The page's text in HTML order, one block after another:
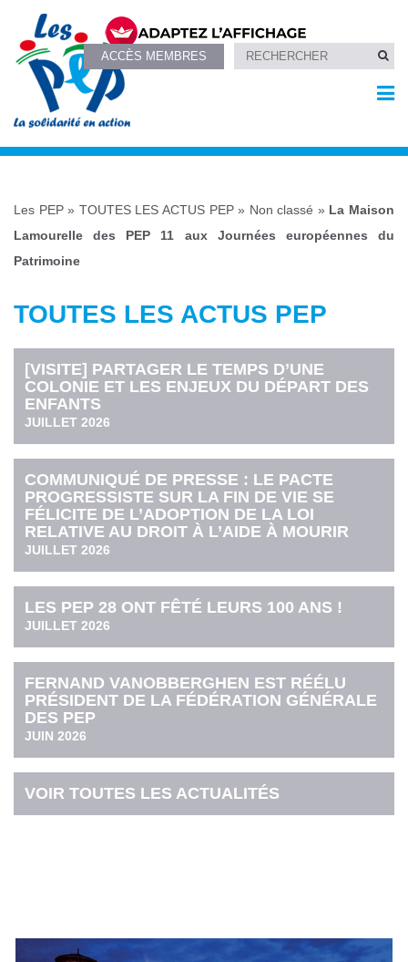
ACCÈS MEMBRES
Les PEP» TOUTES LES ACTUS PEP» Non classé » La Maison
Lamourelle des PEP 11 aux Journées européennes du
Patrimoine
TOUTES LES ACTUS PEP
[VISITE] PARTAGER LE TEMPS D’UNE
COLONIE ET LES ENJEUX DU DÉPART DES
ENFANTS
JUILLET 2026
COMMUNIQUÉ DE PRESSE : LE PACTE
PROGRESSISTE SUR LA FIN DE VIE SE
FÉLICITE DE L’ADOPTION DE LA LOI
RELATIVE AU DROIT À L’AIDE À MOURIR
JUILLET 2026
LES PEP 28 ONT FÊTÉ LEURS 100 ANS !
JUILLET 2026
FERNAND VANOBBERGHEN EST RÉÉLU
PRÉSIDENT DE LA FÉDÉRATION GÉNÉRALE
DES PEP
JUIN 2026
VOIR TOUTES LES ACTUALITÉS